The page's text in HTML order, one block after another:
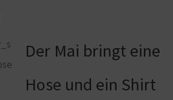
Der Mai bringt eine
Hose und ein Shirt